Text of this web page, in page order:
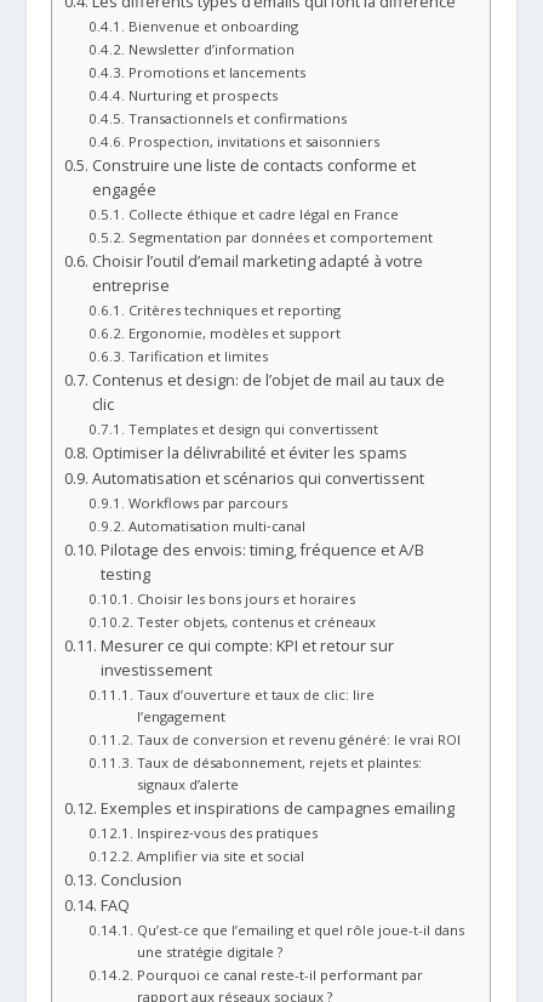
Bienvenue et onboarding
Newsletter d’information
Promotions et lancements
Nurturing et prospects
Transactionnels et confirmations
Prospection, invitations et saisonniers
Construire une liste de contacts conforme et
engagée
Collecte éthique et cadre légal en France
Segmentation par données et comportement
Choisir l’outil d’email marketing adapté à votre
entreprise
Critères techniques et reporting
Ergonomie, modèles et support
Tarification et limites
Contenus et design: de l’objet de mail au taux de
clic
Templates et design qui convertissent
Optimiser la délivrabilité et éviter les spams
Automatisation et scénarios qui convertissent
Workflows par parcours
Automatisation multi‑canal
Pilotage des envois: timing, fréquence et A/B
testing
Choisir les bons jours et horaires
Tester objets, contenus et créneaux
Mesurer ce qui compte: KPI et retour sur
investissement
Taux d’ouverture et taux de clic: lire
l’engagement
Taux de conversion et revenu généré: le vrai ROI
Taux de désabonnement, rejets et plaintes:
signaux d’alerte
Exemples et inspirations de campagnes emailing
Inspirez‑vous des pratiques
Amplifier via site et social
Conclusion
FAQ
Qu’est-ce que l’emailing et quel rôle joue-t-il dans
une stratégie digitale ?
Pourquoi ce canal reste-t-il performant par
rapport aux réseaux sociaux ?